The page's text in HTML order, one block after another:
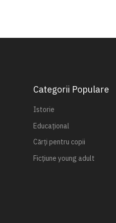
Categorii Populare
Istorie
Educațional
Cărți pentru copii
Ficțiune young adult